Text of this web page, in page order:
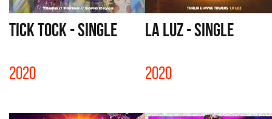
TICK TOCK - SINGLE
2020
LA LUZ - SINGLE
2020